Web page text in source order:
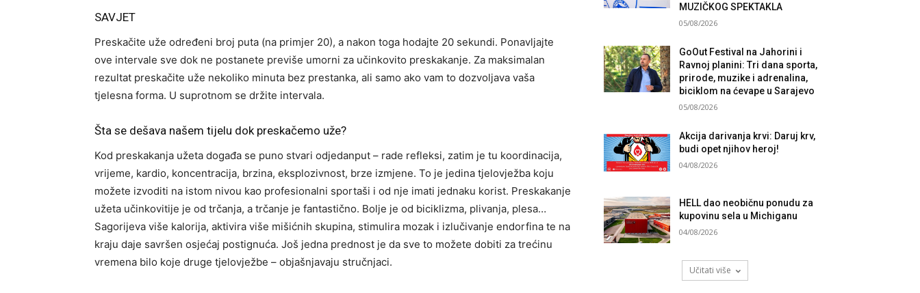
SAVJET
Preskačite uže određeni broj puta (na primjer 20), a nakon toga hodajte 20 sekundi. Ponavljajte
ove intervale sve dok ne postanete previše umorni za učinkovito preskakanje. Za maksimalan
rezultat preskačite uže nekoliko minuta bez prestanka, ali samo ako vam to dozvoljava vaša
tjelesna forma. U suprotnom se držite intervala.
Šta se dešava našem tijelu dok preskačemo uže?
Kod preskakanja užeta događa se puno stvari odjedanput – rade refleksi, zatim je tu koordinacija,
vrijeme, kardio, koncentracija, brzina, eksplozivnost, brze izmjene. To je jedina tjelovježba koju
možete izvoditi na istom nivou kao profesionalni sportaši i od nje imati jednaku korist. Preskakanje
užeta učinkovitije je od trčanja, a trčanje je fantastično. Bolje je od biciklizma, plivanja, plesa…
Sagorijeva više kalorija, aktivira više mišićnih skupina, stimulira mozak i izlučivanje endorfina te na
kraju daje savršen osjećaj postignuća. Još jedna prednost je da sve to možete dobiti za trećinu
vremena bilo koje druge tjelovježbe – objašnjavaju stručnjaci.
MUZIČKOG SPEKTAKLA
05/08/2026
GoOut Festival na Jahorini i
Ravnoj planini: Tri dana sporta,
prirode, muzike i adrenalina,
biciklom na ćevape u Sarajevo
05/08/2026
Akcija darivanja krvi: Daruj krv,
budi opet njihov heroj!
04/08/2026
HELL dao neobičnu ponudu za
kupovinu sela u Michiganu
04/08/2026
Učitati više